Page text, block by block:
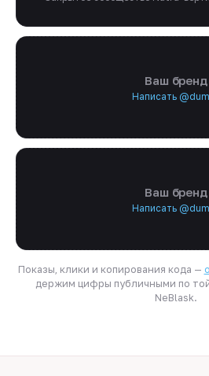
Ваш бренд
Написать
Ваш бренд
Написать
Показы, клики и копирования кода —
держим цифры публичными по
NeBlask.